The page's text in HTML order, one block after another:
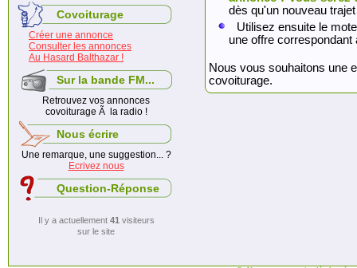
Covoiturage
Créer une annonce
Consulter les annonces
Au Hasard Balthazar !
Sur la bande FM...
Retrouvez vos annonces
covoiturage Ã la radio !
Nous écrire
Une remarque, une suggestion... ?
Ecrivez nous
Question-Réponse
Il y a actuellement 41 visiteurs
sur le site
dès qu'un nouveau
Utilisez ensuite le
une offre
Nous vous souhaitons une
covoiturage.